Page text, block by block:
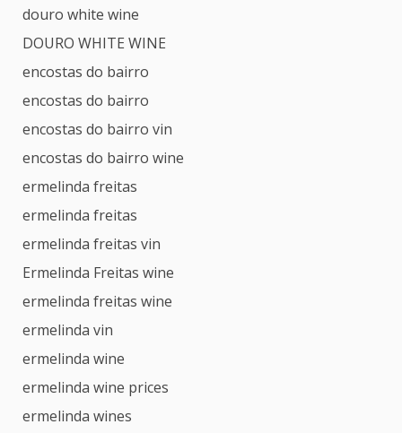
douro white wine
DOURO WHITE WINE
encostas do bairro
encostas do bairro
encostas do bairro vin
encostas do bairro wine
ermelinda freitas
ermelinda freitas
ermelinda freitas vin
Ermelinda Freitas wine
ermelinda freitas wine
ermelinda vin
ermelinda wine
ermelinda wine prices
ermelinda wines